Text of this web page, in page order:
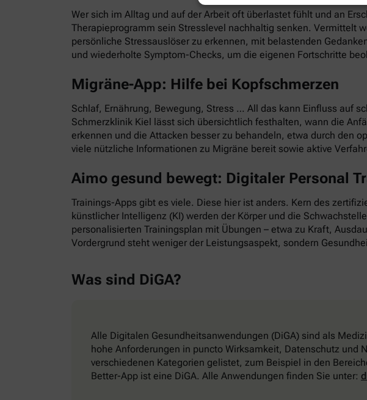
Wer sich im Alltag und auf der Arbeit oft überlastet fühlt und an
Therapieprogramm sein Stresslevel nachhaltig senken. Vermittelt
persönliche Stressauslöser zu erkennen, mit belastenden
und wiederholte Symptom-Checks, um die eigenen Fortschritte
Migräne-App: Hilfe bei Kopfschmerzen
Schlaf, Ernährung, Bewegung, Stress … All das kann Einfluss auf
Schmerzklinik Kiel lässt sich übersichtlich festhalten, wann die
erkennen und die Attacken besser zu behandeln, etwa durch den
viele nützliche Informationen zu Migräne bereit sowie aktive
Aimo gesund bewegt: Digitaler Personal
Trainings-Apps gibt es viele. Diese hier ist anders. Kern des
künstlicher Intelligenz (KI) werden der Körper und die
personalisierten Trainingsplan mit Übungen – etwa zu Kraft,
Vordergrund steht weniger der Leistungsaspekt, sondern
Was sind DiGA?
Alle Digitalen Gesundheitsanwendungen (DiGA) sind als
hohe Anforderungen in puncto Wirksamkeit, Datenschutz
verschiedenen Kategorien gelistet, zum Beispiel in den
Better-App ist eine DiGA. Alle Anwendungen finden Sie unter: